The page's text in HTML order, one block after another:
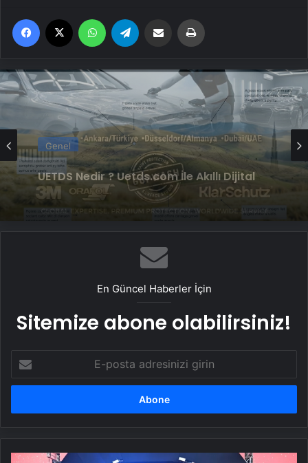
Facebook WhatsApp Email'den paylaş
Genel
4 Omuz Çatı Modelleri ve Nasıl Yapılır
En Güncel Haberler İçin
Sitemize abone olabilirsiniz!
posta
adresinizi
Cumhurbaşkanı